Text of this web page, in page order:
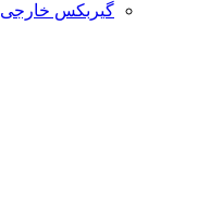
گیربکس خارجی